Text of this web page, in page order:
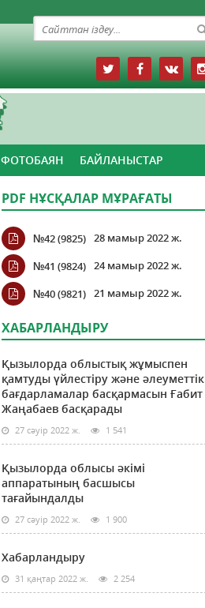
ФОТОБАЯН БАЙЛАНЫСТАР
PDF НҰСҚАЛАР МҰРАҒАТЫ
№42 (9825) 28 мамыр 2022 ж.
№41 (9824) 24 мамыр 2022 ж.
№40 (9821) 21 мамыр 2022 ж.
ХАБАРЛАНДЫРУ
Қызылорда облыстық жұмыспен
қамтуды үйлестіру және әлеуметтік
бағдарламалар басқармасын Ғабит
Жаңабаев басқарады
27 сәуір 2022 ж. 1 541
Қызылорда облысы әкімі
аппаратының басшысы
тағайындалды
27 сәуір 2022 ж. 1 900
Хабарландыру
31 қаңтар 2022 ж. 2 254